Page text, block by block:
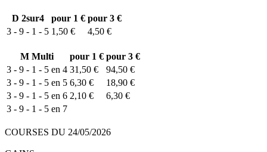
D 2sur4 pour 1 € pour 3 €
3 - 9 - 1 - 5 1,50 € 4,50 €
M Multi pour 1 € pour 3 €
3 - 9 - 1 - 5 en 4 31,50 €
94,50 €
3 - 9 - 1 - 5 en 5 6,30 €
18,90 €
3 - 9 - 1 - 5 en 6 2,10 €
6,30 €
3 - 9 - 1 - 5 en 7
COURSES DU 24/05/2026